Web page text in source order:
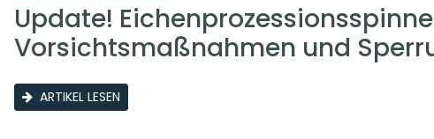
Update!
Vorsichtsmaßnahmen und
ARTIKEL LESEN